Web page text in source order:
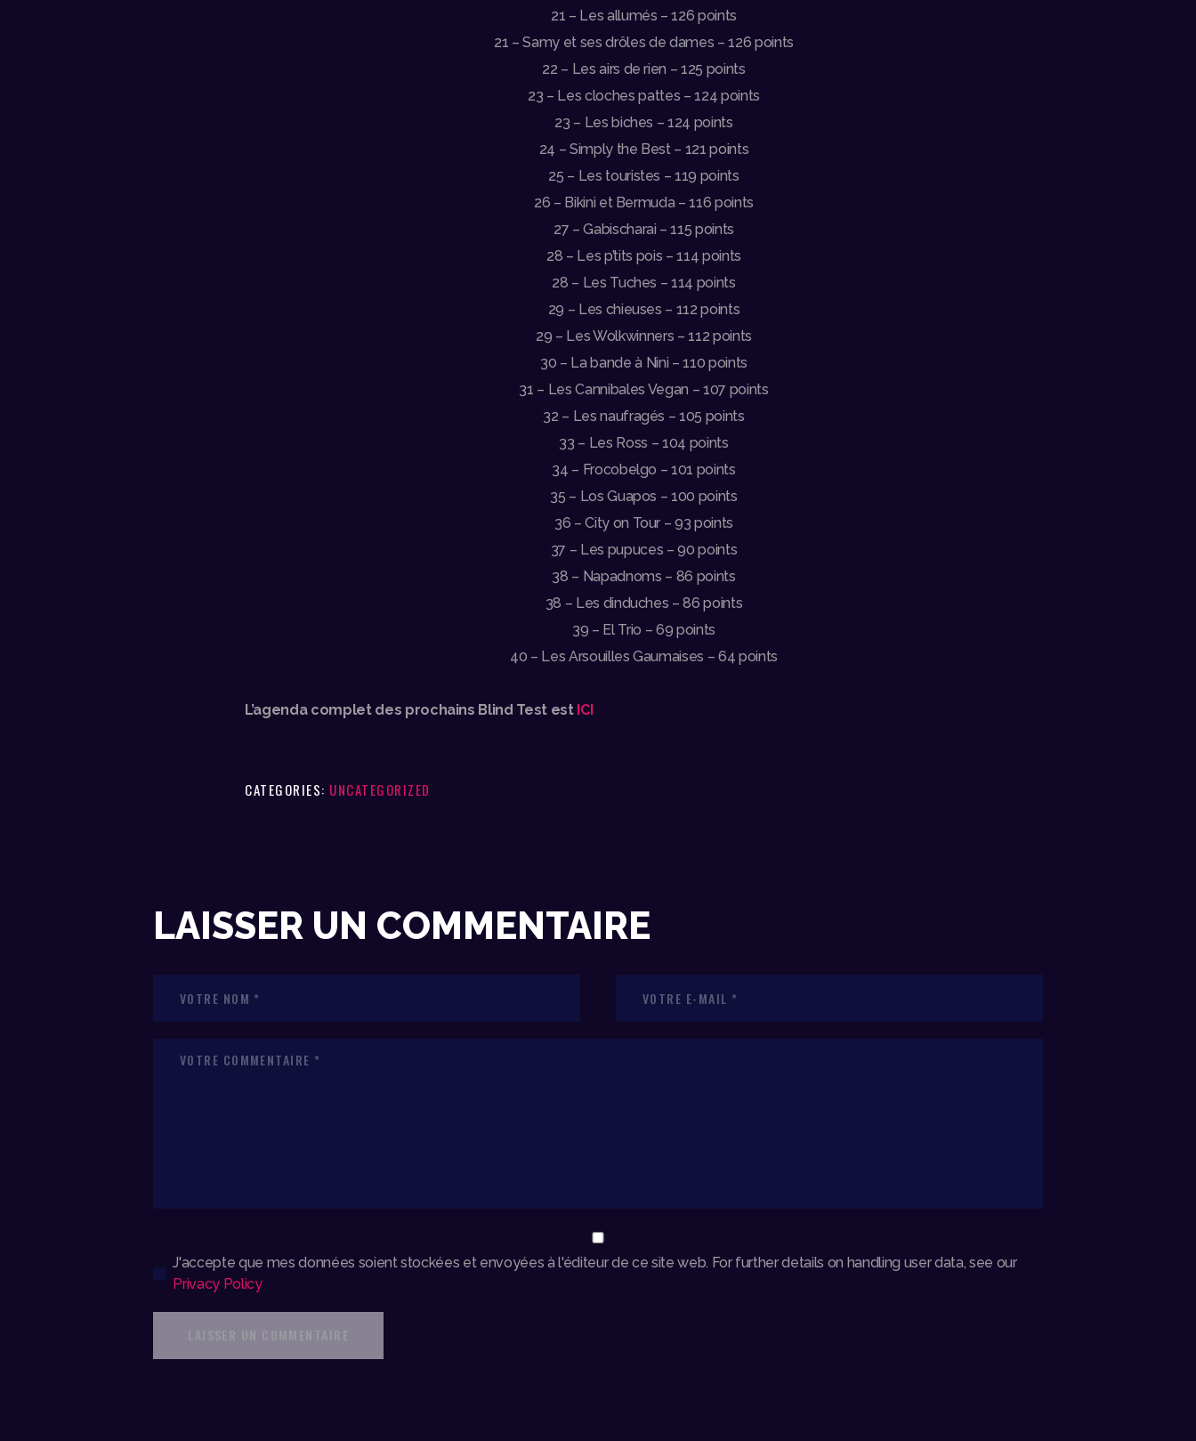
21 – Les allumés – 126 points
21 – Samy et ses drôles de dames – 126 points
22 – Les airs de rien – 125 points
23 – Les cloches pattes – 124 points
23 – Les biches – 124 points
24 – Simply the Best – 121 points
25 – Les touristes – 119 points
26 – Bikini et Bermuda – 116 points
27 – Gabischarai – 115 points
28 – Les p’tits pois – 114 points
28 – Les Tuches – 114 points
29 – Les chieuses – 112 points
29 – Les Wolkwinners – 112 points
30 – La bande à Nini – 110 points
31 – Les Cannibales Vegan – 107 points
32 – Les naufragés – 105 points
33 – Les Ross – 104 points
34 – Frocobelgo – 101 points
35 – Los Guapos – 100 points
36 – City on Tour – 93 points
37 – Les pupuces – 90 points
38 – Napadnoms – 86 points
38 – Les dinduches – 86 points
39 – El Trio – 69 points
40 – Les Arsouilles Gaumaises – 64 points
L’agenda complet des prochains Blind Test est ICI
CATEGORIES: UNCATEGORIZED
LAISSER UN COMMENTAIRE
J'accepte que mes données soient stockées et envoyées à l'éditeur de ce site web. For further details on handling user data, see our
Privacy Policy